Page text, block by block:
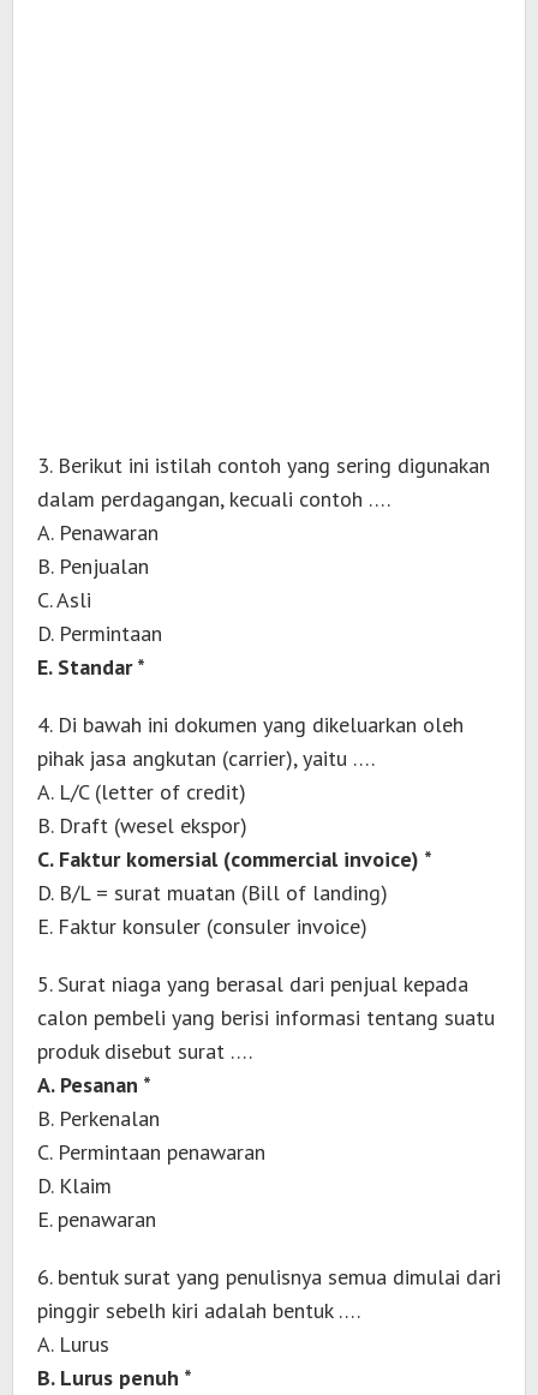
3. Berikut ini istilah contoh yang sering digunakan
dalam perdagangan, kecuali contoh ….
A. Penawaran
B. Penjualan
C. Asli
D. Permintaan
E. Standar *
4. Di bawah ini dokumen yang dikeluarkan oleh
pihak jasa angkutan (carrier), yaitu ….
A. L/C (letter of credit)
B. Draft (wesel ekspor)
C. Faktur komersial (commercial invoice) *
D. B/L = surat muatan (Bill of landing)
E. Faktur konsuler (consuler invoice)
5. Surat niaga yang berasal dari penjual kepada
calon pembeli yang berisi informasi tentang suatu
produk disebut surat ….
A. Pesanan *
B. Perkenalan
C. Permintaan penawaran
D. Klaim
E. penawaran
6. bentuk surat yang penulisnya semua dimulai dari
pinggir sebelh kiri adalah bentuk ….
A. Lurus
B. Lurus penuh *